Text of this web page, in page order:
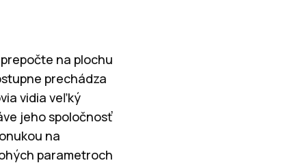
na plochu
prechádza
vidia veľký
jeho spoločnosť
na
parametroch